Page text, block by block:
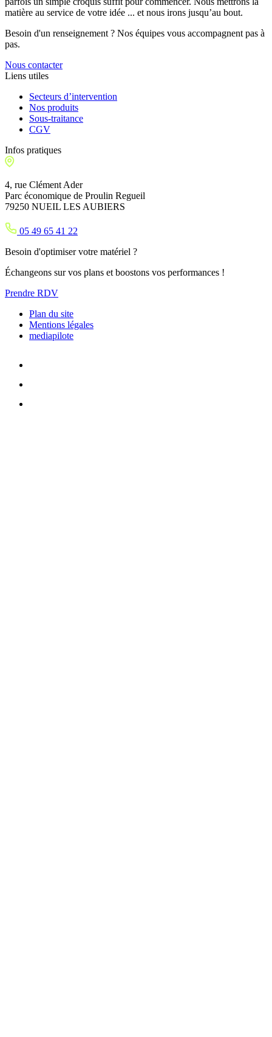
matière au service de votre idée ... et nous irons jusqu’au bout.
Besoin d'un renseignement ? Nos équipes vous accompagnent pas à
pas.
Nous contacter
Liens utiles
Secteurs d’intervention
Nos produits
Sous-traitance
CGV
Infos pratiques
4, rue Clément Ader
Parc économique de Proulin Regueil
79250 NUEIL LES AUBIERS
05 49 65 41 22
Besoin d'optimiser votre matériel ?
Échangeons sur vos plans et boostons vos performances !
Prendre RDV
Plan du site
Mentions légales
mediapilote